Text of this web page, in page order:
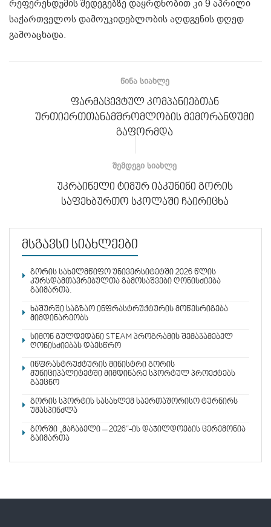
რეფერენდუმის შედეგებზე დაყრდნობით კი 9 აპრილი
საქართველოს დამოუკიდებლობის აღდგენის დღედ
გამოაცხადა.
ᲬᲘᲜᲐ ᲡᲘᲐᲮᲚᲔ
ფარმაცევტულ კომპანიებთან
ურთიერთთანამშრომლობის მემორანდუმი
გაფორმდა
ᲨᲔᲛᲓᲔᲒᲘ ᲡᲘᲐᲮᲚᲔ
უკრაინელი ტიმურ იაკუნინი გორის
საფეხბურთო სკოლაში ჩაირიცხა
მსგავსი სიახლეები
გორის სახელმწიფო უნივერსიტეტში 2026 წლის
კურსდამთავრებულთა გამოსაშვები ღონისძიება
გაიმართა.
ხაშურში საგზაო ინფრასტრუქტურის მოწესრიგება
მიმდინარეობს
სიმონ გულდედანი STEAM პროგრამის შემაჯამებელ
ღონისძიებას დაესწრო
ინფრასტრუქტურის მინისტრი გორის
მუნიციპალიტეტში მიმდინარე სპორტულ პროექტებს
გაეცნო
გორის სპორტის სასახლემ საერთაშორისო ტურნირს
უმასპინძლა
გორში „მაჩაბელი – 2026“-ის დაჯილდოების ცერემონია
გაიმართა